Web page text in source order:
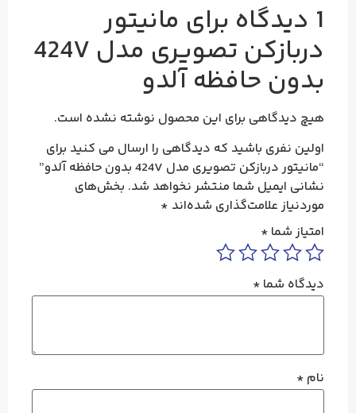
1 دیدگاه برای مانیتور
دربازکن تصویری مدل 424V
بدون حافظه آلدو
هیچ دیدگاهی برای این محصول نوشته نشده است.
اولین نفری باشید که دیدگاهی را ارسال می کنید برای
“مانیتور دربازکن تصویری مدل 424V بدون حافظه آلدو”
نشانی ایمیل شما منتشر نخواهد شد. بخش‌های
موردنیاز علامت‌گذاری شده‌اند *
امتیاز شما *
دیدگاه شما *
نام *